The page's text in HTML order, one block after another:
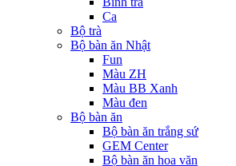
Ca
Bộ trà
Bộ bàn ăn Nhật
Fun
Màu ZH
Màu BB Xanh
Màu đen
Bộ bàn ăn
Bộ bàn ăn trắng sứ
GEM Center
Bộ bàn ăn hoa văn